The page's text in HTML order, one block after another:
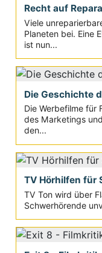
Recht auf
Viele
Planeten bei. Eine
ist nun...
Die Geschichte
Die Werbefilme für
des Marketings
den...
TV Hörhilfen für
TV Ton wird über
Schwerhörende